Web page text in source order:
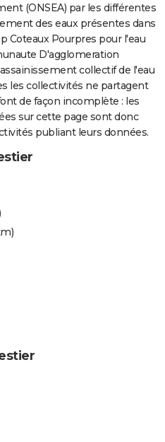
(ONSEA) par les différentes
des eaux présentes dans
Coteaux Pourpres pour l'eau
D'agglomeration
collectif de l'eau
les collectivités ne partagent
de façon incomplète : les
sur cette page sont donc
publiant leurs données.